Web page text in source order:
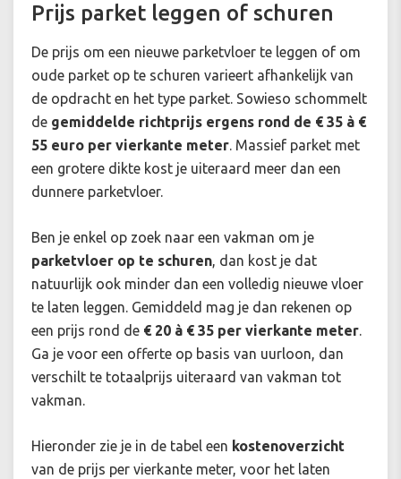
Prijs parket leggen of schuren
De prijs om een nieuwe parketvloer te leggen of om
oude parket op te schuren varieert afhankelijk van
de opdracht en het type parket. Sowieso schommelt
de gemiddelde richtprijs ergens rond de € 35 à €
55 euro per vierkante meter. Massief parket met
een grotere dikte kost je uiteraard meer dan een
dunnere parketvloer.
Ben je enkel op zoek naar een vakman om je
parketvloer op te schuren, dan kost je dat
natuurlijk ook minder dan een volledig nieuwe vloer
te laten leggen. Gemiddeld mag je dan rekenen op
een prijs rond de € 20 à € 35 per vierkante meter.
Ga je voor een offerte op basis van uurloon, dan
verschilt te totaalprijs uiteraard van vakman tot
vakman.
Hieronder zie je in de tabel een kostenoverzicht
van de prijs per vierkante meter, voor het laten